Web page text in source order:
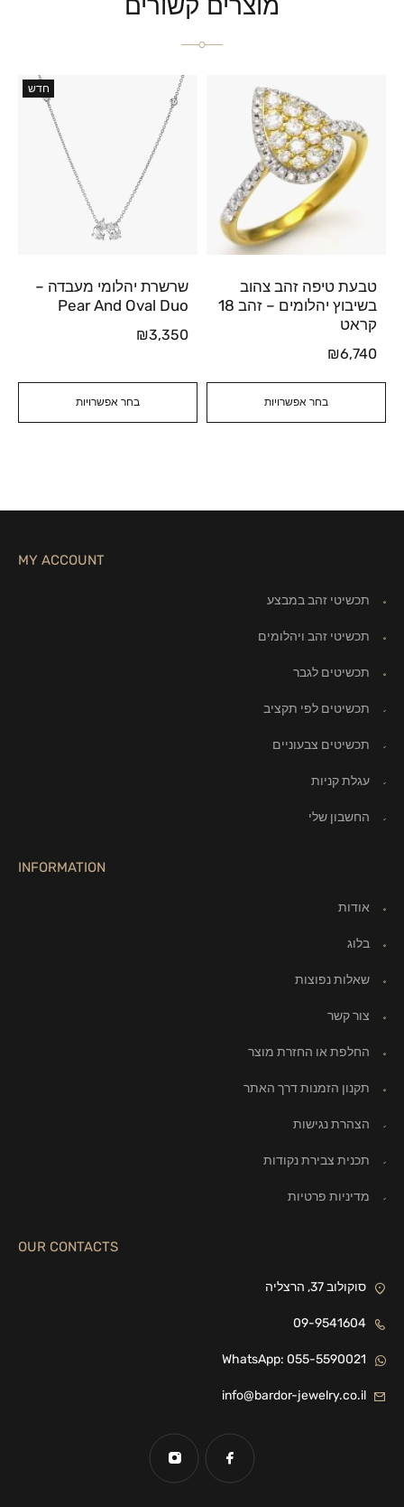
בחר אפשרויות
טבעת טיפה זהב צהוב
בשיבוץ יהלומים – זהב 18
קראט
₪6,740
חדש
בחר אפשרויות
שרשרת יהלומי מעבדה –
Pear And Oval Duo
₪3,350
MY ACCOUNT
תכשיטי זהב במבצע
תכשיטי זהב ויהלומים
תכשיטים לגבר
תכשיטים לפי תקציב
תכשיטים צבעוניים
עגלת קניות
החשבון שלי
INFORMATION
אודות
בלוג
שאלות נפוצות
צור קשר
החלפת או החזרת מוצר
תקנון הזמנות דרך האתר
הצהרת נגישות
תכנית צבירת נקודות
מדיניות פרטיות
OUR CONTACTS
סוקולוב 37, הרצליה
09-9541604
WhatsApp: 055-5590021
info@bardor-jewelry.co.il